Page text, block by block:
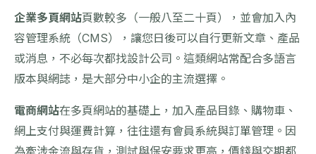
企業多頁網站頁數較多（一般八至二十頁），並會加入內
容管理系統（CMS），讓您日後可以自行更新文章、產品
或消息，不必每次都找設計公司。這類網站常配合多語言
版本與網誌，是大部分中小企的主流選擇。
電商網站在多頁網站的基礎上，加入產品目錄、購物車、
網上支付與運費計算，往往還有會員系統與訂單管理。因